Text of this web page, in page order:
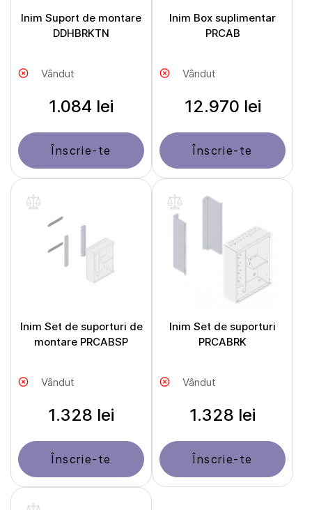
Inim Suport de montare
DDHBRKTN
Vândut
1.084 lei
Înscrie-te
Inim Box suplimentar
PRCAB
Vândut
12.970 lei
Înscrie-te
Inim Set de suporturi de
montare PRCABSP
Vândut
1.328 lei
Înscrie-te
Inim Set de suporturi
PRCABRK
Vândut
1.328 lei
Înscrie-te